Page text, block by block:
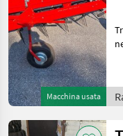
Macchina usata